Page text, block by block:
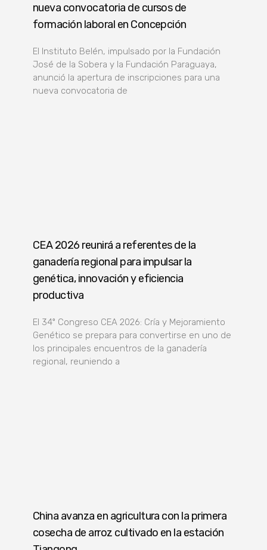
nueva convocatoria de cursos de
formación laboral en Concepción
El Instituto Belén, impulsado por la Fundación
José de la Sobera y la Fundación Paraguaya,
anunció la apertura de inscripciones para una
nueva convocatoria de
CEA 2026 reunirá a referentes de la
ganadería regional para impulsar la
genética, innovación y eficiencia
productiva
El 34º Congreso CEA 2026: Cría y Mejoramiento
Genético se prepara para convertirse en uno de
los principales encuentros de la ganadería
regional, reuniendo a
China avanza en agricultura con la primera
cosecha de arroz cultivado en la estación